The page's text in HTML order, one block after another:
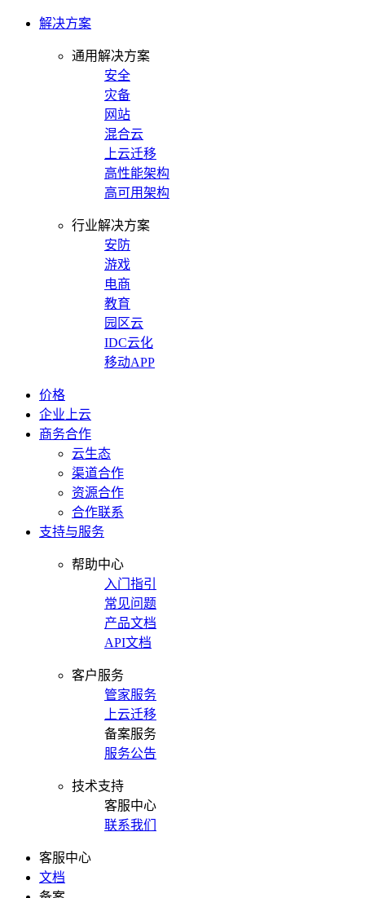
解决方案
通用解决方案
安全
灾备
网站
混合云
上云迁移
高性能架构
高可用架构
行业解决方案
安防
游戏
电商
教育
园区云
IDC云化
移动APP
价格
企业上云
商务合作
云生态
渠道合作
资源合作
合作联系
支持与服务
帮助中心
入门指引
常见问题
产品文档
API文档
客户服务
管家服务
上云迁移
备案服务
服务公告
技术支持
客服中心
联系我们
客服中心
文档